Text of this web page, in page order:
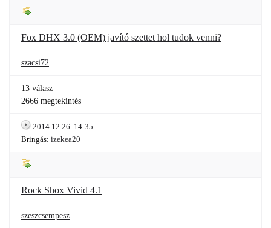
Fox DHX 3.0 (OEM) javító szettet hol tudok venni?
szacsi72
13 válasz
2666 megtekintés
2014.12.26. 14:35
Bringás: izekea20
Rock Shox Vivid 4.1
szeszcsempesz